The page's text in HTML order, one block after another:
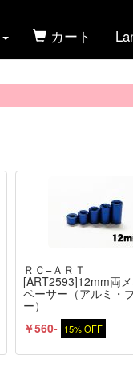
カート
ＲＣ−ＡＲＴ
[ART2593]12mm両
ペーサー（アルミ・
ー）
￥560- 15% OFF